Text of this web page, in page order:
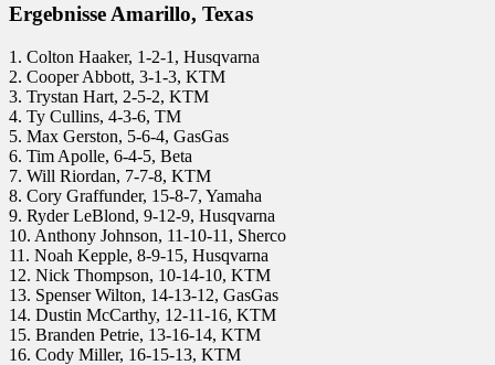
Ergebnisse Amarillo, Texas
1. Colton Haaker, 1-2-1, Husqvarna
2. Cooper Abbott, 3-1-3, KTM
3. Trystan Hart, 2-5-2, KTM
4. Ty Cullins, 4-3-6, TM
5. Max Gerston, 5-6-4, GasGas
6. Tim Apolle, 6-4-5, Beta
7. Will Riordan, 7-7-8, KTM
8. Cory Graffunder, 15-8-7, Yamaha
9. Ryder LeBlond, 9-12-9, Husqvarna
10. Anthony Johnson, 11-10-11, Sherco
11. Noah Kepple, 8-9-15, Husqvarna
12. Nick Thompson, 10-14-10, KTM
13. Spenser Wilton, 14-13-12, GasGas
14. Dustin McCarthy, 12-11-16, KTM
15. Branden Petrie, 13-16-14, KTM
16. Cody Miller, 16-15-13, KTM